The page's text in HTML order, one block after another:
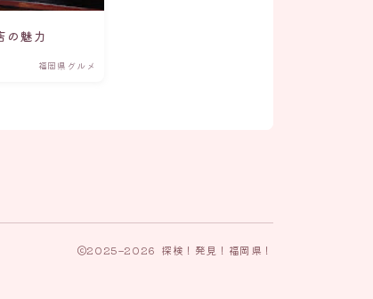
の魅力
福岡県グルメ
2025–2026 探検！発見！福岡県！